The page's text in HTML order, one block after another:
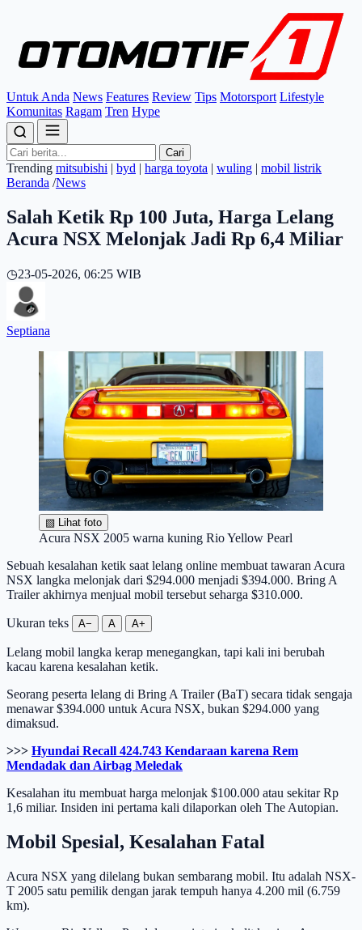
Untuk Anda News Features Review Tips Motorsport Lifestyle
Komunitas Ragam Tren Hype
Cari
Trending mitsubishi | byd | harga toyota | wuling | mobil listrik
Beranda /News
Salah Ketik Rp 100 Juta, Harga Lelang
Acura NSX Melonjak Jadi Rp 6,4 Miliar
◷23-05-2026, 06:25 WIB
Septiana
▧ Lihat foto
Acura NSX 2005 warna kuning Rio Yellow Pearl
Sebuah kesalahan ketik saat lelang online membuat tawaran Acura
NSX langka melonjak dari $294.000 menjadi $394.000. Bring A
Trailer akhirnya menjual mobil tersebut seharga $310.000.
Ukuran teks A− A A+
Lelang mobil langka kerap menegangkan, tapi kali ini berubah
kacau karena kesalahan ketik.
Seorang peserta lelang di Bring A Trailer (BaT) secara tidak sengaja
menawar $394.000 untuk Acura NSX, bukan $294.000 yang
dimaksud.
>>> Hyundai Recall 424.743 Kendaraan karena Rem
Mendadak dan Airbag Meledak
Kesalahan itu membuat harga melonjak $100.000 atau sekitar Rp
1,6 miliar. Insiden ini pertama kali dilaporkan oleh The Autopian.
Mobil Spesial, Kesalahan Fatal
Acura NSX yang dilelang bukan sembarang mobil. Itu adalah NSX-
T 2005 satu pemilik dengan jarak tempuh hanya 4.200 mil (6.759
km).